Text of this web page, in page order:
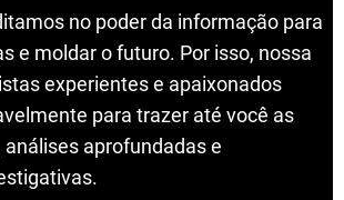
no poder da informação para
e moldar o futuro. Por isso, nossa
experientes e apaixonados
para trazer até você as
aprofundadas e